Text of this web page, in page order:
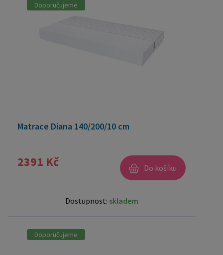
Doporučujeme
Matrace Diana 140/200/10 cm
2391 Kč Do košíku
Dostupnost: skladem
Doporučujeme